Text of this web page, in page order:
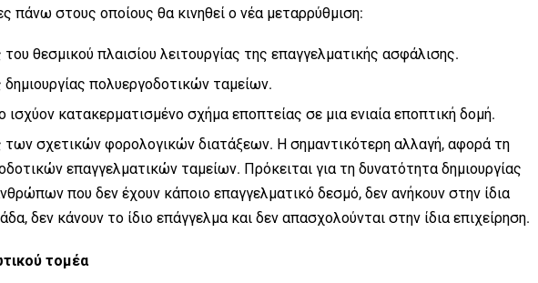
πάνω στους οποίους θα κινηθεί ο νέα μεταρρύθμιση:
θεσμικού πλαισίου λειτουργίας της επαγγελματικής ασφάλισης.
δημιουργίας πολυεργοδοτικών ταμείων.
κατακερματισμένο σχήμα εποπτείας σε μια ενιαία εποπτική δομή.
των σχετικών φορολογικών διατάξεων. Η σημαντικότερη αλλαγή, αφορά τη
επαγγελματικών ταμείων. Πρόκειται για τη δυνατότητα δημιουργίας
που δεν έχουν κάποιο επαγγελματικό δεσμό, δεν ανήκουν στην ίδια
δεν κάνουν το ίδιο επάγγελμα και δεν απασχολούνται στην ίδια επιχείρηση.
τομέα